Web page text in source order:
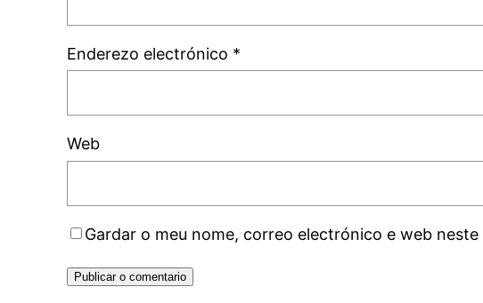
Enderezo electrónico *
Web
Gardar o meu nome, correo electrónico e web